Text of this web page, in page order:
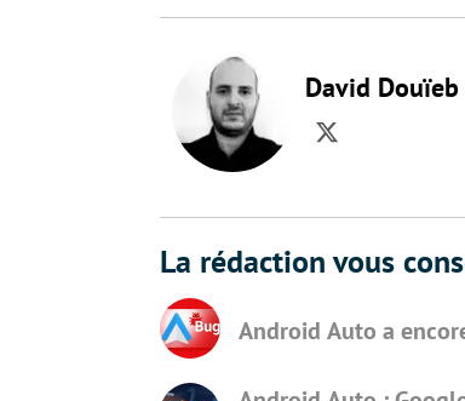
David Douïeb
Twitter
La rédaction vous
Android Auto a